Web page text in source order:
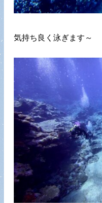
気持ち良く泳ぎます～